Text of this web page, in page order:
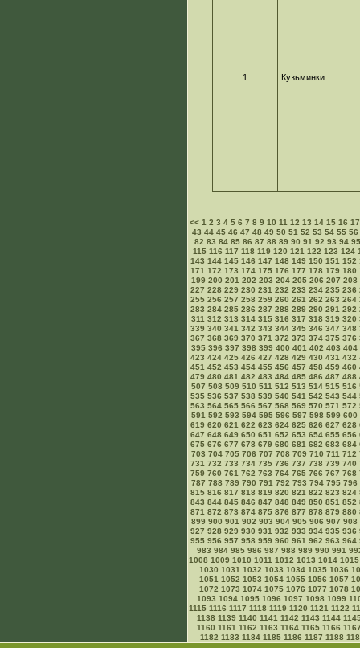
1 Кузьминки
<<1 2 3 4 5 6 7 8 9 10 11 12 13 14 15 16 17
43 44 45 46 47 48 49 50 51 52 53 54 55 56
82 83 84 85 86 87 88 89 90 91 92 93 94 95
115 116 117 118 119 120 121 122 123 124
143 144 145 146 147 148 149 150 151 152
171 172 173 174 175 176 177 178 179 180
199 200 201 202 203 204 205 206 207 208
227 228 229 230 231 232 233 234 235 236
255 256 257 258 259 260 261 262 263 264
283 284 285 286 287 288 289 290 291 292
311 312 313 314 315 316 317 318 319 320
339 340 341 342 343 344 345 346 347 348
367 368 369 370 371 372 373 374 375 376
395 396 397 398 399 400 401 402 403 404
423 424 425 426 427 428 429 430 431 432
451 452 453 454 455 456 457 458 459 460
479 480 481 482 483 484 485 486 487 488
507 508 509 510 511 512 513 514 515 516
535 536 537 538 539 540 541 542 543 544
563 564 565 566 567 568 569 570 571 572
591 592 593 594 595 596 597 598 599 600
619 620 621 622 623 624 625 626 627 628
647 648 649 650 651 652 653 654 655 656
675 676 677 678 679 680 681 682 683 684
703 704 705 706 707 708 709 710 711 712
731 732 733 734 735 736 737 738 739 740
759 760 761 762 763 764 765 766 767 768
787 788 789 790 791 792 793 794 795 796
815 816 817 818 819 820 821 822 823 824
843 844 845 846 847 848 849 850 851 852
871 872 873 874 875 876 877 878 879 880
899 900 901 902 903 904 905 906 907 908
927 928 929 930 931 932 933 934 935 936
955 956 957 958 959 960 961 962 963 964
983 984 985 986 987 988 989 990 991
1008 1009 1010 1011 1012 1013 1014 1015
1030 1031 1032 1033 1034 1035 1036
1051 1052 1053 1054 1055 1056 1057
1072 1073 1074 1075 1076 1077 1078
1093 1094 1095 1096 1097 1098 1099
1115 1116 1117 1118 1119 1120 1121 1122
1138 1139 1140 1141 1142 1143 1144
1160 1161 1162 1163 1164 1165 1166
1182 1183 1184 1185 1186 1187 1188